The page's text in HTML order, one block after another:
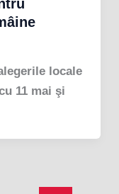
locale
11 mai şi